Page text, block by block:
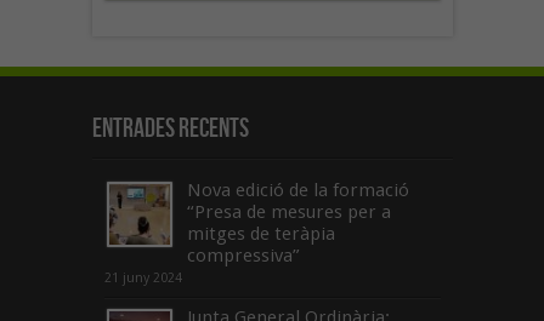
Entrades recents
Nova edició de la formació
“Presa de mesures per a
mitges de teràpia
compressiva”
21 juny 2024